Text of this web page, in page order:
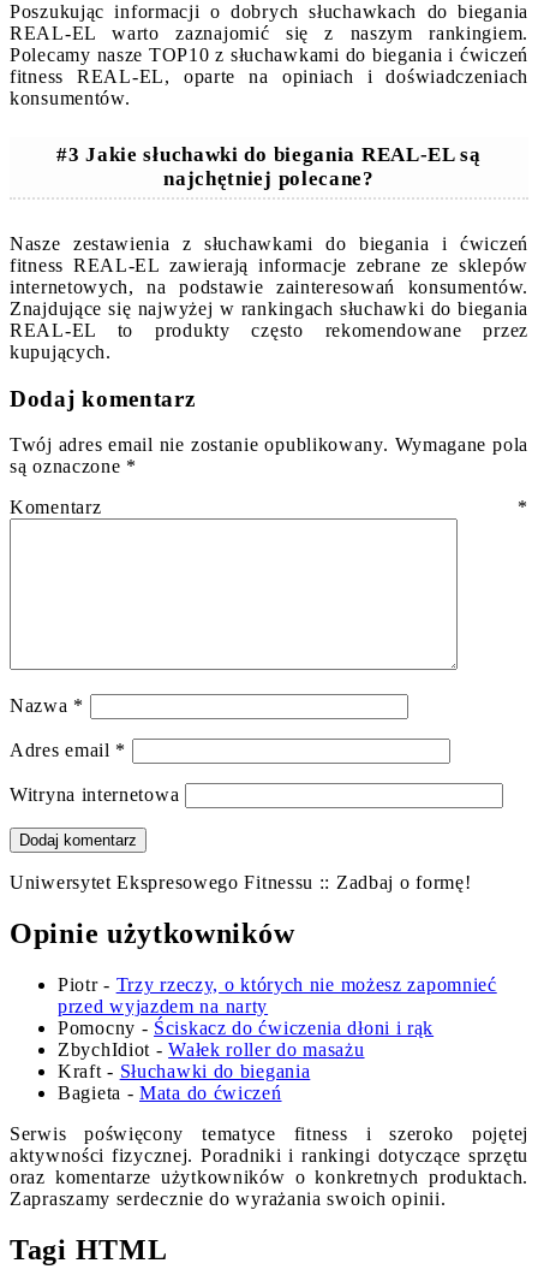
Poszukując informacji o dobrych słuchawkach do biegania
REAL-EL warto zaznajomić się z naszym rankingiem.
Polecamy nasze TOP10 z słuchawkami do biegania i ćwiczeń
fitness REAL-EL, oparte na opiniach i doświadczeniach
konsumentów.
#3 Jakie słuchawki do biegania REAL-EL są
najchętniej polecane?
Nasze zestawienia z słuchawkami do biegania i ćwiczeń
fitness REAL-EL zawierają informacje zebrane ze sklepów
internetowych, na podstawie zainteresowań konsumentów.
Znajdujące się najwyżej w rankingach słuchawki do biegania
REAL-EL to produkty często rekomendowane przez
kupujących.
Dodaj komentarz
Twój adres email nie zostanie opublikowany. Wymagane pola
są oznaczone *
Komentarz *
Nazwa *
Adres email *
Witryna internetowa
Uniwersytet Ekspresowego Fitnessu :: Zadbaj o formę!
Opinie użytkowników
Piotr- Trzy rzeczy, o których nie możesz zapomnieć
przed wyjazdem na narty
Pomocny - Ściskacz do ćwiczenia dłoni i rąk
ZbychIdiot -Wałek roller do masażu
Kraft - Słuchawki do biegania
Bagieta -Mata do ćwiczeń
Serwis poświęcony tematyce fitness i szeroko pojętej
aktywności fizycznej. Poradniki i rankingi dotyczące sprzętu
oraz komentarze użytkowników o konkretnych produktach.
Zapraszamy serdecznie do wyrażania swoich opinii.
Tagi HTML